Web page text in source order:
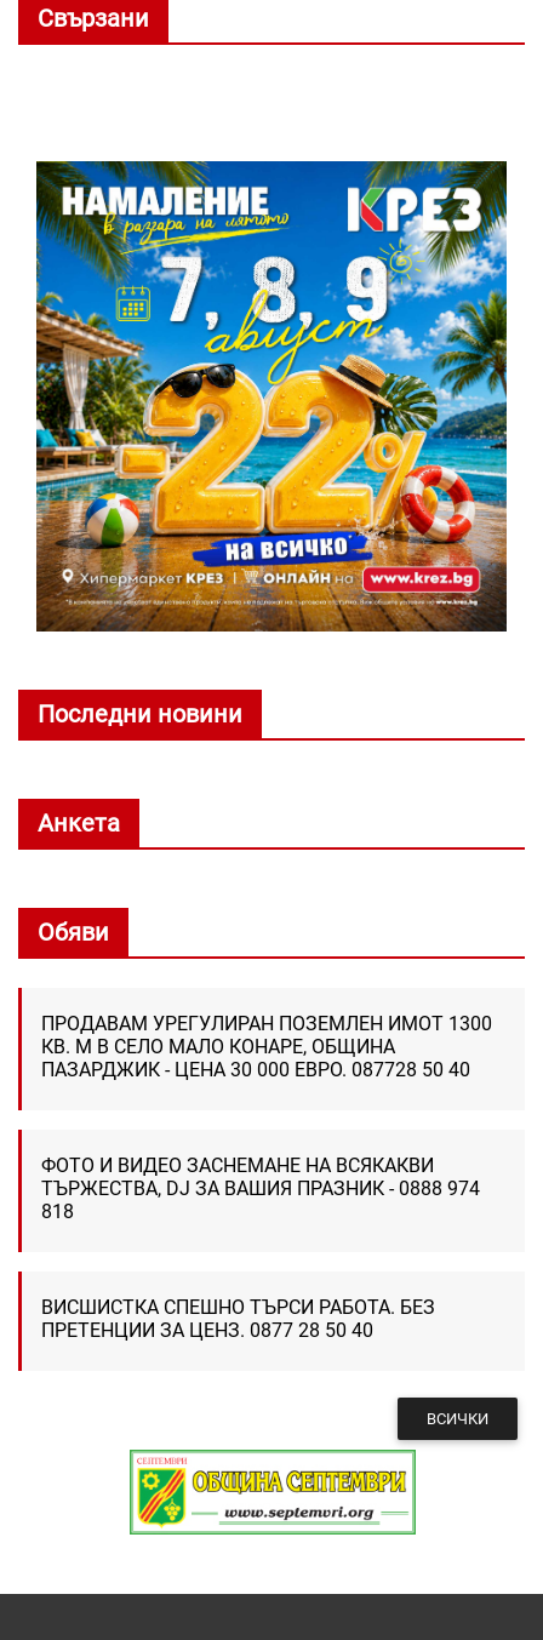
Свързани
Последни новини
Анкета
Обяви
ПРОДАВАМ УРЕГУЛИРАН ПОЗЕМЛЕН ИМОТ 1300
КВ. М В СЕЛО МАЛО КОНАРЕ, ОБЩИНА
ПАЗАРДЖИК - ЦЕНА 30 000 ЕВРО. 087728 50 40
ФОТО И ВИДЕО ЗАСНЕМАНЕ НА ВСЯКАКВИ
ТЪРЖЕСТВА, DJ ЗА ВАШИЯ ПРАЗНИК - 0888 974
818
ВИСШИСТКА СПЕШНО ТЪРСИ РАБОТА. БЕЗ
ПРЕТЕНЦИИ ЗА ЦЕНЗ. 0877 28 50 40
ВСИЧКИ